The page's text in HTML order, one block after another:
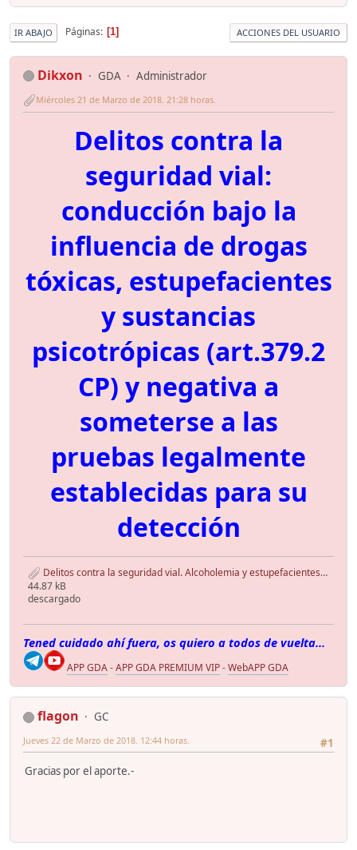
IR ABAJO Páginas 1 ACCIONES DEL USUARIO
Dikxon GDA Administrador
Miércoles 21 de Marzo de 2018. 21:28 horas.
Delitos contra la
seguridad vial:
conducción bajo la
influencia de drogas
tóxicas, estupefacientes
y sustancias
psicotrópicas (art.379.2
CP) y negativa a
someterse a las
pruebas legalmente
establecidas para su
detección
Delitos contra la seguridad vial. Alcoholemia y estupefacientes .pdf
44.87 kB
descargado
Tened cuidado ahí fuera, os quiero a todos de vuelta...
APP GDA-APP GDA PREMIUM VIP-WebAPP GDA
flagon
GC
#1
Jueves 22 de Marzo de 2018. 12:44 horas.
Gracias por el aporte.-